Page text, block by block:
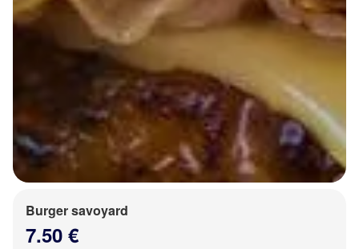
Burger savoyard
7.50 €